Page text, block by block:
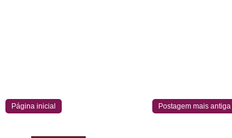
Postagem mais antiga
Página inicial